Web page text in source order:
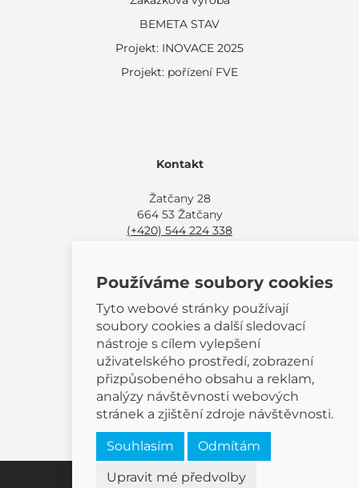
BEMETA STAV
Projekt: INOVACE 2025
Projekt: pořízení FVE
Kontakt
Žatčany 28
664 53 Žatčany
(+420) 544 224 338
Další možnosti nákupu:
Najděte si prodejce poblíž.
Nebo volejte(+420) 544 224 338.
© 2026 BEMETA
Používáme soubory cookies
Tyto webové stránky používají
soubory cookies a další sledovací
nástroje s cílem vylepšení
uživatelského prostředí, zobrazení
přizpůsobeného obsahu a reklam,
analýzy návštěvnosti webových
stránek a zjištění zdroje návštěvnosti.
Souhlasím Odmítám
Upravit mé předvolby